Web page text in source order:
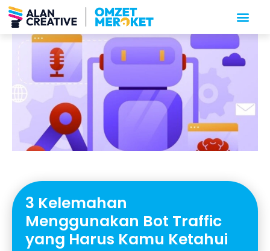
3 Kelemahan
Menggunakan Bot Traffic
yang Harus Kamu Ketahui